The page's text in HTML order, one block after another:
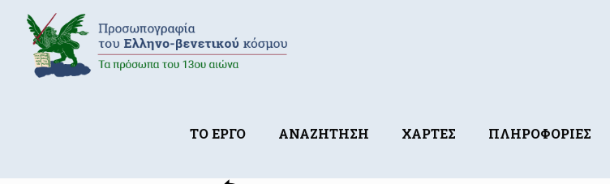
ΤΟ ΕΡΓΟ ΑΝΑΖΗΤΗΣΗ ΧΑΡΤΕΣ ΠΛΗΡΟΦΟΡΙΕΣ